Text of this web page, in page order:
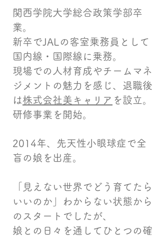
関西学院大学総合政策学部卒
業。
新卒でJALの客室乗務員として
国内線・国際線に乗務。
現場での人材育成やチームマネ
ジメントの魅力を感じ、退職後
は株式会社美キャリア を設立。
研修事業を開始。
2014年、先天性小眼球症で全
盲の娘を出産。
「見えない世界でどう育てたら
いいのか」わからない状態から
のスタートでしたが、
娘との日々を通してひとつの確